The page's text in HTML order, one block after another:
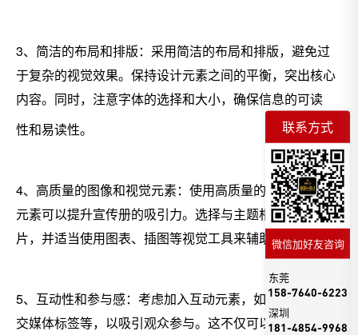
3、简洁的布局和排版：采用简洁的布局和排版，避免过
于复杂的视觉效果。保持设计元素之间的平衡，突出核心
内容。同时，注意字体的选择和大小，确保信息的可读
性和易读性。
4、高质量的图像和视觉元素：使用高质量的图像和视觉
元素可以提升宣传册的吸引力。选择与主题相关的优质图
片，并适当使用图表、插图等视觉工具来辅助信息传达。
5、互动性和参与感：考虑加入互动元素，如二维码、社
交媒体标签等，以吸引观众参与。这不仅可以增加观众的
联系方式
微信加好友咨询
东莞
158-7640-6223
深圳
181-4854-9968